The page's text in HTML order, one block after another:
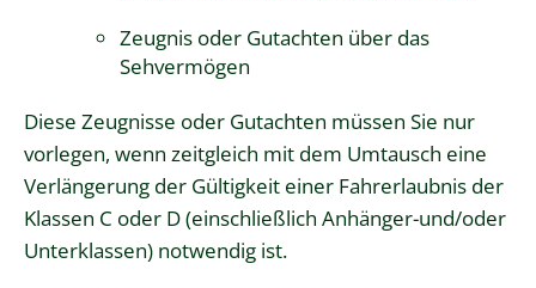
Zeugnis oder Gutachten über das
Sehvermögen
Diese Zeugnisse oder Gutachten müssen Sie nur
vorlegen, wenn zeitgleich mit dem Umtausch eine
Verlängerung der Gültigkeit einer Fahrerlaubnis der
Klassen C oder D (einschließlich Anhänger-und/oder
Unterklassen) notwendig ist.